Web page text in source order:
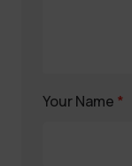
Your Name *